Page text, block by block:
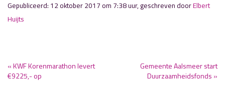
Gepubliceerd: 12 oktober 2017 om 7:38 uur, geschreven doorElbert
Huijts
« KWF Korenmarathon levert
€9225,- op
Gemeente Aalsmeer start
Duurzaamheidsfonds »